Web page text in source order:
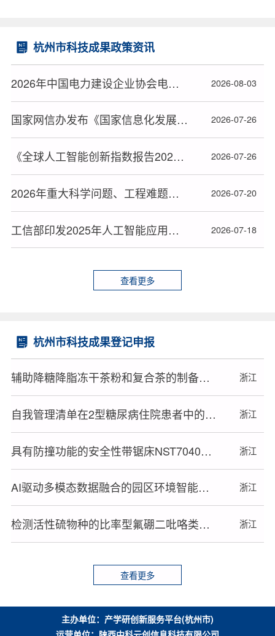
杭州市科技成果政策资讯
2026年中国电力建设企业协会电力建设科研项目立项名单公布 2026-08-03
国家网信办发布《国家信息化发展报告（2025年）》 2026-07-26
《全球人工智能创新指数报告2026》发布，中美各具优势 2026-07-26
2026年重大科学问题、工程难题和产业问题发布 2026-07-20
工信部印发2025年人工智能应用典型案例名单 2026-07-18
查看更多
杭州市科技成果登记申报
辅助降糖降脂冻干茶粉和复合茶的制备关键技术研究与产品开发 浙江
自我管理清单在2型糖尿病住院患者中的应用的临床研究 浙江
具有防撞功能的安全性带锯床NST7040X-A 浙江
AI驱动多模态数据融合的园区环境智能监测预警与闭环治理解决方案 浙江
检测活性硫物种的比率型氟硼二吡咯类荧光探针的设计合成与性能研究 浙江
查看更多
主办单位：产学研创新服务平台(杭州市)